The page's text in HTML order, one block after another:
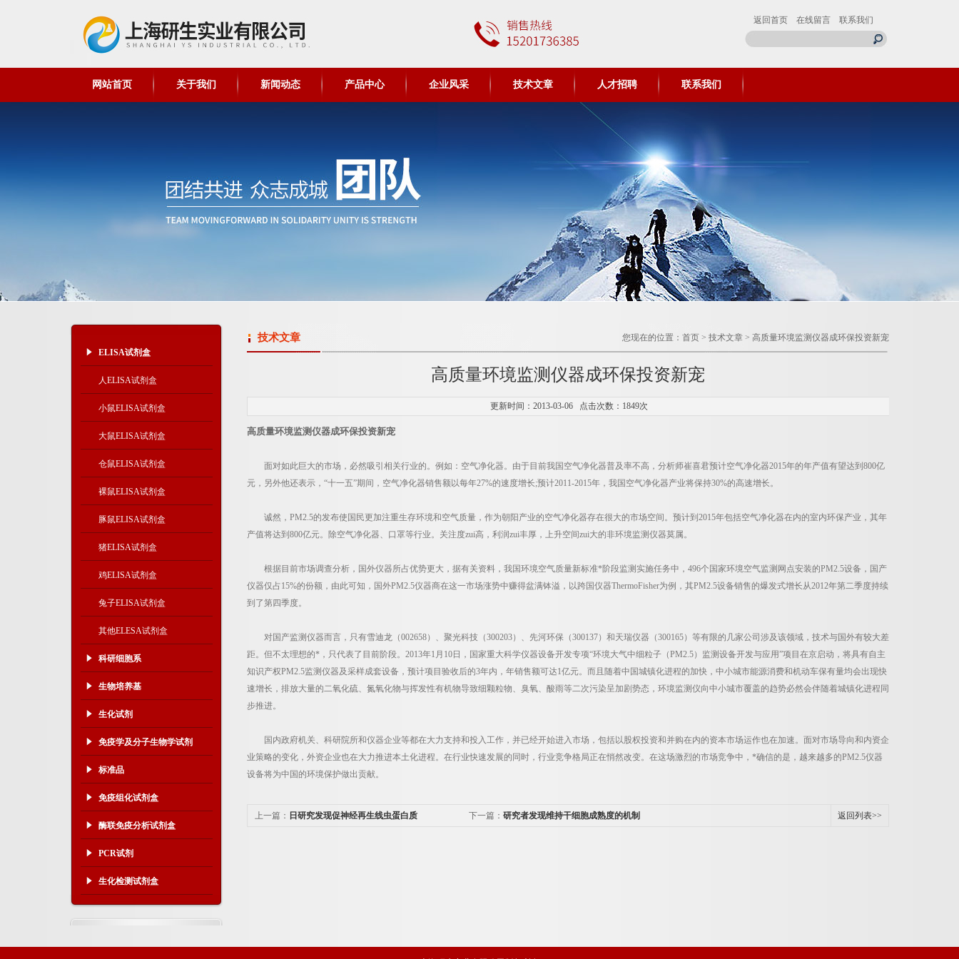
返回首页 在线留言 联系我们
网站首页 关于我们 新闻动态 产品中心 企业风采 技术文章 人才招聘 联系我们
ELISA试剂盒
人ELISA试剂盒
小鼠ELISA试剂盒
大鼠ELISA试剂盒
仓鼠ELISA试剂盒
裸鼠ELISA试剂盒
豚鼠ELISA试剂盒
猪ELISA试剂盒
鸡ELISA试剂盒
兔子ELISA试剂盒
其他ELESA试剂盒
科研细胞系
生物培养基
生化试剂
免疫学及分子生物学试剂
标准品
免疫组化试剂盒
酶联免疫分析试剂盒
PCR试剂
生化检测试剂盒
技术文章 您现在的位置： 首页 > 技术文章 > 高质量环境监测仪器成环保投资新宠
高质量环境监测仪器成环保投资新宠
更新时间：2013-03-06 点击次数：1849次
高质量环境监测仪器成环保投资新宠
面对如此巨大的市场，必然吸引相关行业的。例如：空气净化器。由于目前我国空气净化器普及率不高，分析师崔喜君预计空气净化器2015年的年产值有望达到800亿
元，另外他还表示，“十一五”期间，空气净化器销售额以每年27%的速度增长;预计2011-2015年，我国空气净化器产业将保持30%的高速增长。
诚然，PM2.5的发布使国民更加注重生存环境和空气质量，作为朝阳产业的空气净化器存在很大的市场空间。预计到2015年包括空气净化器在内的室内环保产业，其年
产值将达到800亿元。除空气净化器、口罩等行业。关注度zui高，利润zui丰厚，上升空间zui大的非环境监测仪器莫属。
根据目前市场调查分析，国外仪器所占优势更大，据有关资料，我国环境空气质量新标准*阶段监测实施任务中，496个国家环境空气监测网点安装的PM2.5设备，国产
仪器仅占15%的份额，由此可知，国外PM2.5仪器商在这一市场涨势中赚得盆满钵溢，以跨国仪器ThermoFisher为例，其PM2.5设备销售的爆发式增长从2012年第二季度持续
到了第四季度。
对国产监测仪器而言，只有雪迪龙（002658）、聚光科技（300203）、先河环保（300137）和天瑞仪器（300165）等有限的几家公司涉及该领域，技术与国外有较大差
距。但不太理想的*，只代表了目前阶段。2013年1月10日，国家重大科学仪器设备开发专项“环境大气中细粒子（PM2.5）监测设备开发与应用”项目在京启动，将具有自主
知识产权PM2.5监测仪器及采样成套设备，预计项目验收后的3年内，年销售额可达1亿元。而且随着中国城镇化进程的加快，中小城市能源消费和机动车保有量均会出现快
速增长，排放大量的二氧化硫、氮氧化物与挥发性有机物导致细颗粒物、臭氧、酸雨等二次污染呈加剧势态，环境监测仪向中小城市覆盖的趋势必然会伴随着城镇化进程同
步推进。
国内政府机关、科研院所和仪器企业等都在大力支持和投入工作，并已经开始进入市场，包括以股权投资和并购在内的资本市场运作也在加速。面对市场导向和内资企
业策略的变化，外资企业也在大力推进本土化进程。在行业快速发展的同时，行业竞争格局正在悄然改变。在这场激烈的市场竞争中，*确信的是，越来越多的PM2.5仪器
设备将为中国的环境保护做出贡献。
上一篇： 日研究发现促神经再生线虫蛋白质 下一篇： 研究者发现维持干细胞成熟度的机制 返回列表>>